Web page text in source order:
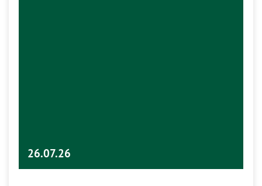
26.07.26